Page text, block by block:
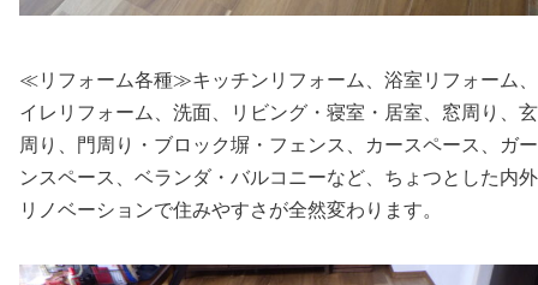
≪リフォーム各種≫キッチンリフォーム、浴室リフォーム
イレリフォーム、洗面、リビング・寝室・居室、窓周り、
周り、門周り・ブロック塀・フェンス、カースペース、ガ
ンスペース、ベランダ・バルコニーなど、ちょつとした内
リノベーションで住みやすさが全然変わります。